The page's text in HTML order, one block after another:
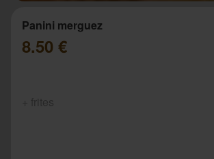
Panini merguez
8.50 €